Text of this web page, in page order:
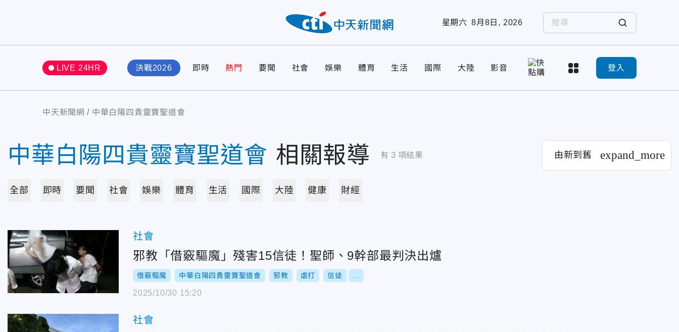
星期六 8月8日, 2026
LIVE 24HR 決戰2026 即時 熱門 要聞 社會 娛樂 體育 生活 國際 大陸 影音 登入
中天新聞網 中華白陽四貴靈寶聖道會
中華白陽四貴靈寶聖道會 相關報導 有 3 項結果 由新到舊 expand_more
全部 即時 要聞 社會 娛樂 體育 生活 國際 大陸 健康 財經
社會
邪教「借竅驅魔」殘害15信徒！聖師、9幹部最判決出爐
借竅驅魔 中華白陽四貴靈寶聖道會 邪教 虐打 信徒
2025/10/30 15:20
社會